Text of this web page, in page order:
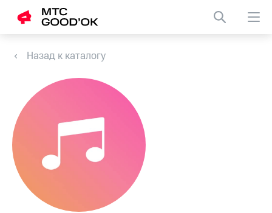
Назад к каталогу